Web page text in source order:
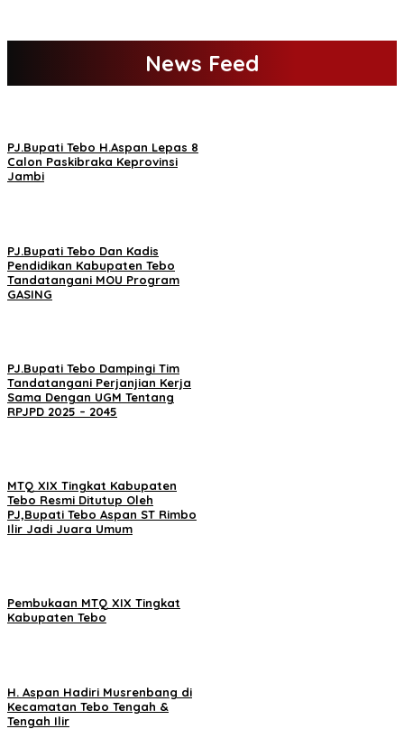
News Feed
PJ.Bupati Tebo H.Aspan Lepas 8
Calon Paskibraka Keprovinsi
Jambi
PJ.Bupati Tebo Dan Kadis
Pendidikan Kabupaten Tebo
Tandatangani MOU Program
GASING
PJ.Bupati Tebo Dampingi Tim
Tandatangani Perjanjian Kerja
Sama Dengan UGM Tentang
RPJPD 2025 – 2045
MTQ XIX Tingkat Kabupaten
Tebo Resmi Ditutup Oleh
PJ,Bupati Tebo Aspan ST Rimbo
Ilir Jadi Juara Umum
Pembukaan MTQ XIX Tingkat
Kabupaten Tebo
H. Aspan Hadiri Musrenbang di
Kecamatan Tebo Tengah &
Tengah Ilir